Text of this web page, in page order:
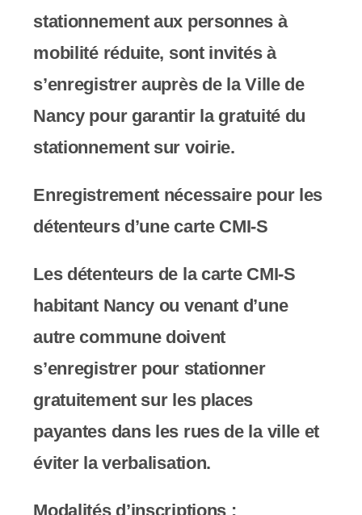
stationnement aux personnes à
mobilité réduite, sont invités à
s’enregistrer auprès de la Ville de
Nancy pour garantir la gratuité du
stationnement sur voirie.
Enregistrement nécessaire pour les
détenteurs d’une carte CMI-S
Les détenteurs de la carte CMI-S
habitant Nancy ou venant d’une
autre commune doivent
s’enregistrer pour stationner
gratuitement sur les places
payantes dans les rues de la ville et
éviter la verbalisation.
Modalités d’inscriptions :